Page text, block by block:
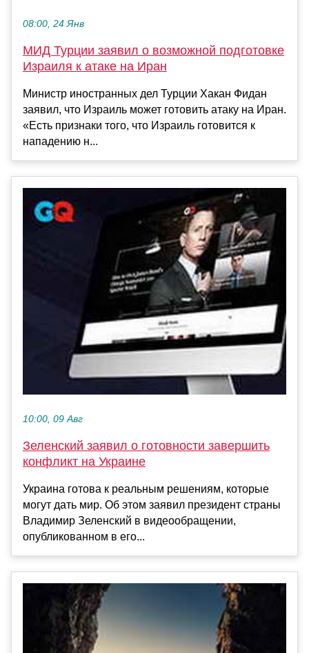
08:00, 24 Янв
МИД Турции заявил о возможной подготовке
Израиля к атаке на Иран
Министр иностранных дел Турции Хакан Фидан
заявил, что Израиль может готовить атаку на Иран.
«Есть признаки того, что Израиль готовится к
нападению н...
10:00, 09 Авг
Зеленский заявил о готовности завершить
конфликт на Украине
Украина готова к реальным решениям, которые
могут дать мир. Об этом заявил президент страны
Владимир Зеленский в видеообращении,
опубликованном в его...